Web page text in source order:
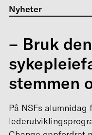
Nyheter
– Bruk den
stemmen
På NSFs alumnidag